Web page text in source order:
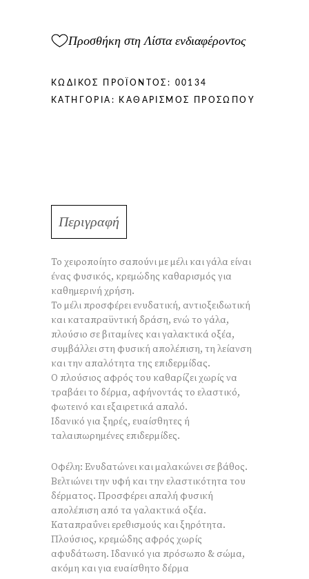
Γάλα
100gr
Προσθήκη στη Λίστα ενδιαφέροντος
ΚΩΔΙΚΌΣ ΠΡΟΪΌΝΤΟΣ: 00134
ΚΑΤΗΓΟΡΊΑ: ΚΑΘΑΡΙΣΜΌΣ ΠΡΟΣΏΠΟΥ
Περιγραφή
Το χειροποίητο σαπούνι με μέλι και γάλα είναι
ένας φυσικός, κρεμώδης καθαρισμός για
καθημερινή χρήση.
Το μέλι προσφέρει ενυδατική, αντιοξειδωτική
και καταπραϋντική δράση, ενώ το γάλα,
πλούσιο σε βιταμίνες και γαλακτικά οξέα,
συμβάλλει στη φυσική απολέπιση, τη λείανση
και την απαλότητα της επιδερμίδας.
Ο πλούσιος αφρός του καθαρίζει χωρίς να
τραβάει το δέρμα, αφήνοντάς το ελαστικό,
φωτεινό και εξαιρετικά απαλό.
Ιδανικό για ξηρές, ευαίσθητες ή
ταλαιπωρημένες επιδερμίδες.
Οφέλη: Ενυδατώνει και μαλακώνει σε βάθος.
Βελτιώνει την υφή και την ελαστικότητα του
δέρματος. Προσφέρει απαλή φυσική
απολέπιση από τα γαλακτικά οξέα.
Καταπραΰνει ερεθισμούς και ξηρότητα.
Πλούσιος, κρεμώδης αφρός χωρίς
αφυδάτωση. Ιδανικό για πρόσωπο & σώμα,
ακόμη και για ευαίσθητο δέρμα